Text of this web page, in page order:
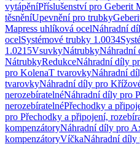
vytápěníPříslušenství pro Geberit
těsněníUpevnění pro trubky
Mapress uhlíková ocelNáhradní
ocelSystémové trubky 1.0034
1.0215VsuvkyNátrubkyNáhradní
NátrubkyRedukceNáhradní díly
pro KolenaT tvarovkyNáhradní
tvarovkyNáhradní díly pro
nerozebíratelnéNáhradní díly pro
nerozebíratelnéPřechodky a
pro Přechodky a připojení,
kompenzátoryNáhradní díly pro
kompenzátoryVíčkaNáhradní díly